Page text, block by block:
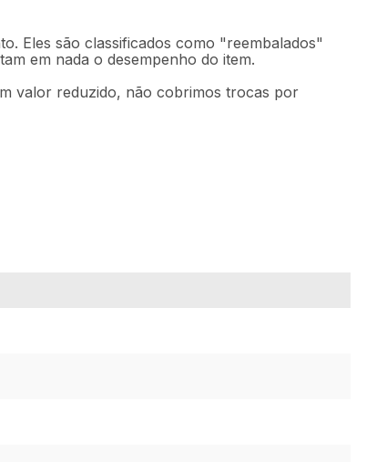
Eles são classificados como "reembalados"
em nada o desempenho do item.
valor reduzido, não cobrimos trocas por